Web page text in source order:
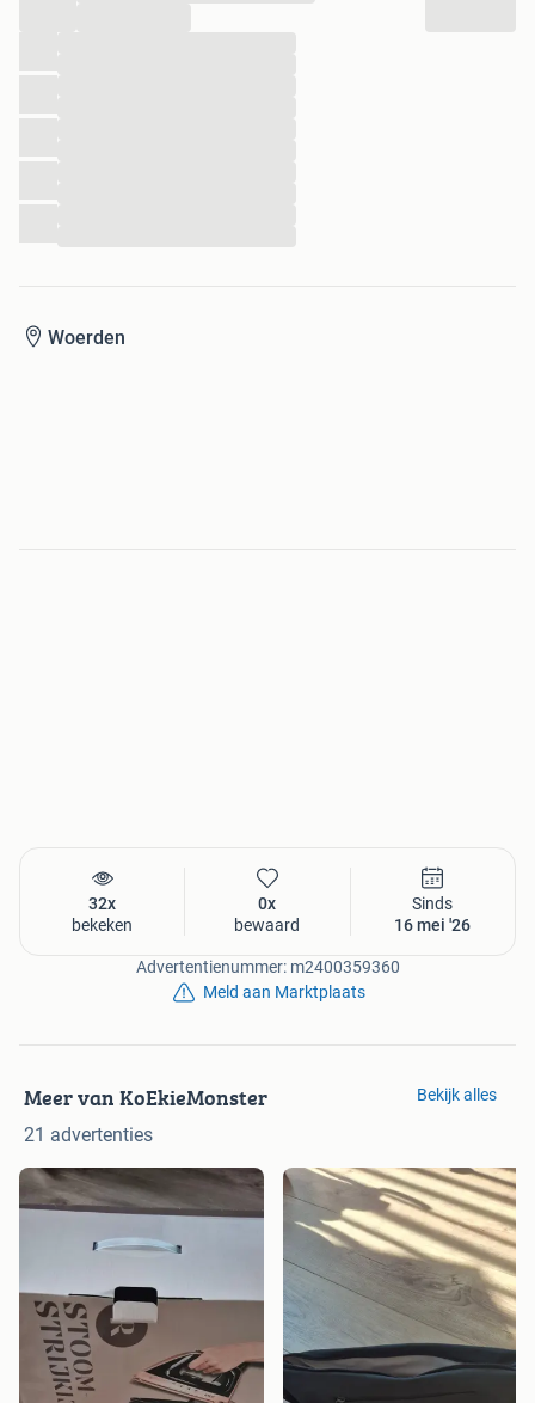
Woerden
32x
bekeken
0x
bewaard
Sinds
16 mei '26
Advertentienummer: m2400359360
Meld aan Marktplaats
Meer van KoEkieMonster
21 advertenties
Bekijk alles